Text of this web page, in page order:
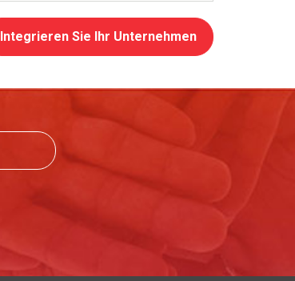
Integrieren Sie Ihr Unternehmen